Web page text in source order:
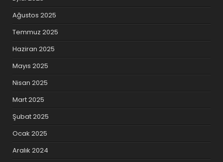
Ağustos 2025
Temmuz 2025
Haziran 2025
Mayıs 2025
Nisan 2025
Mart 2025
Şubat 2025
Ocak 2025
Aralık 2024